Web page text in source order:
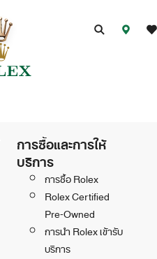
การซื้อและการให้
บริการ
การซื้อ Rolex
Rolex Certified
Pre-Owned
การนำ Rolex เข้ารับ
บริการ